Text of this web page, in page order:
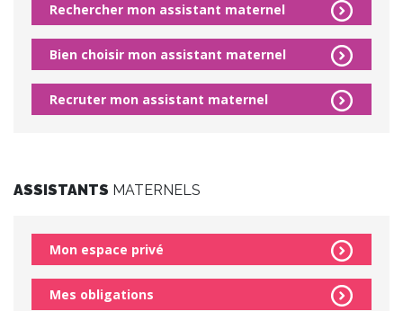
Rechercher mon assistant maternel
Bien choisir mon assistant maternel
Recruter mon assistant maternel
ASSISTANTS MATERNELS
Mon espace privé
Mes obligations